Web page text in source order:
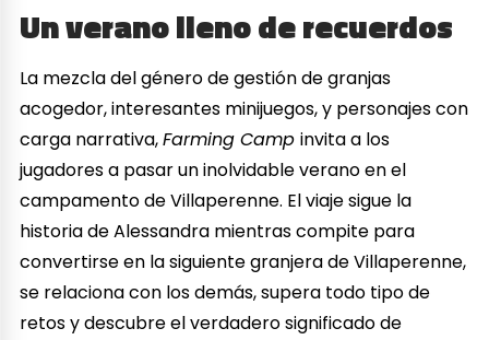
Un verano lleno de recuerdos
La mezcla del género de gestión de granjas
acogedor, interesantes minijuegos, y personajes con
carga narrativa,Farming Campinvita a los
jugadores a pasar un inolvidable verano en el
campamento de Villaperenne. El viaje sigue la
historia de Alessandra mientras compite para
convertirse en la siguiente granjera de Villaperenne,
se relaciona con los demás, supera todo tipo de
retos y descubre el verdadero significado de